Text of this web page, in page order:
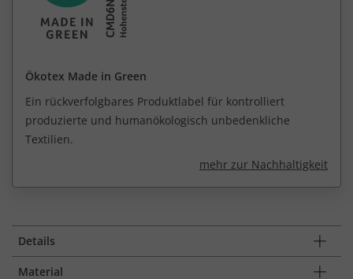
Ökotex Made in Green
Ein rückverfolgbares Produktlabel für kontrolliert
produzierte und humanökologisch unbedenkliche
Textilien.
mehr zur Nachhaltigkeit
Details
Material